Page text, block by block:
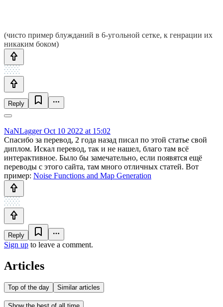
(чисто пример блужданий в 6-угольной сетке, к генрации их
никаким боком)
Reply
NaNLaggerOct 10 2022 at 15:02
Спасибо за перевод, 2 года назад писал по этой статье свой
диплом. Искал перевод, так и не нашел, благо там всё
интерактивное. Было бы замечательно, если появятся ещё
переводы с этого сайта, там много отличных статей. Вот
пример: Noise Functions and Map Generation
Reply
Sign up to leave a comment.
Articles
Top of the day Similar articles